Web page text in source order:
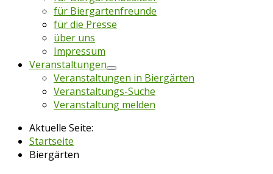
für Biergartenfreunde
für die Presse
über uns
Impressum
Veranstaltungen
Veranstaltungen in Biergärten
Veranstaltungs-Suche
Veranstaltung melden
Aktuelle Seite:
Startseite
Biergärten